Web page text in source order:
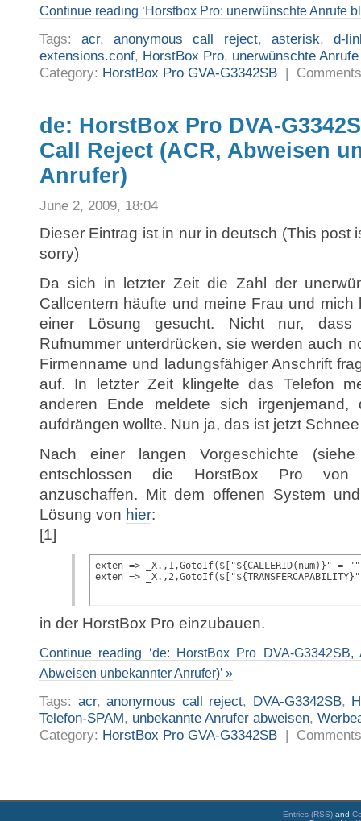
Continue reading ‘Horstbox Pro: unerwünschte Anrufe
Tags:acr,anonymous call reject, asterisk, d-
extensions.conf, HorstBox Pro, unerwünschte
Category: HorstBox Pro GVA-G3342SB |
de: HorstBox Pro DVA-
Call Reject (ACR, Abweisen
Anrufer)
June 2, 2009, 18:04
Dieser Eintrag ist in nur in deutsch (This post
sorry)
Da sich in letzter Zeit die Zahl der
Callcentern häufte und meine Frau und
einer Lösung gesucht. Nicht nur, dass
Rufnummer unterdrücken, sie werden auch
Firmenname und ladungsfähiger Anschrift
auf. In letzter Zeit klingelte das Telefon
anderen Ende meldete sich
aufdrängen wollte. Nun ja, das ist jetzt
Nach einer langen Vorgeschichte
entschlossen die HorstBox Pro von
anzuschaffen. Mit dem offenen System
Lösung von hier:
[1]
exten => _X.,1,GotoIf($["${CALLERID(num)}" =
exten =>
in der HorstBox Pro einzubauen.
Continue reading ‘de: HorstBox Pro DVA-
Abweisen unbekannter Anrufer)’ »
Tags: acr,anonymous call reject, DVA-G3342SB,
Telefon-SPAM, unbekannte Anrufer abweisen,
Category: HorstBox Pro GVA-G3342SB |
Entries (RSS) and